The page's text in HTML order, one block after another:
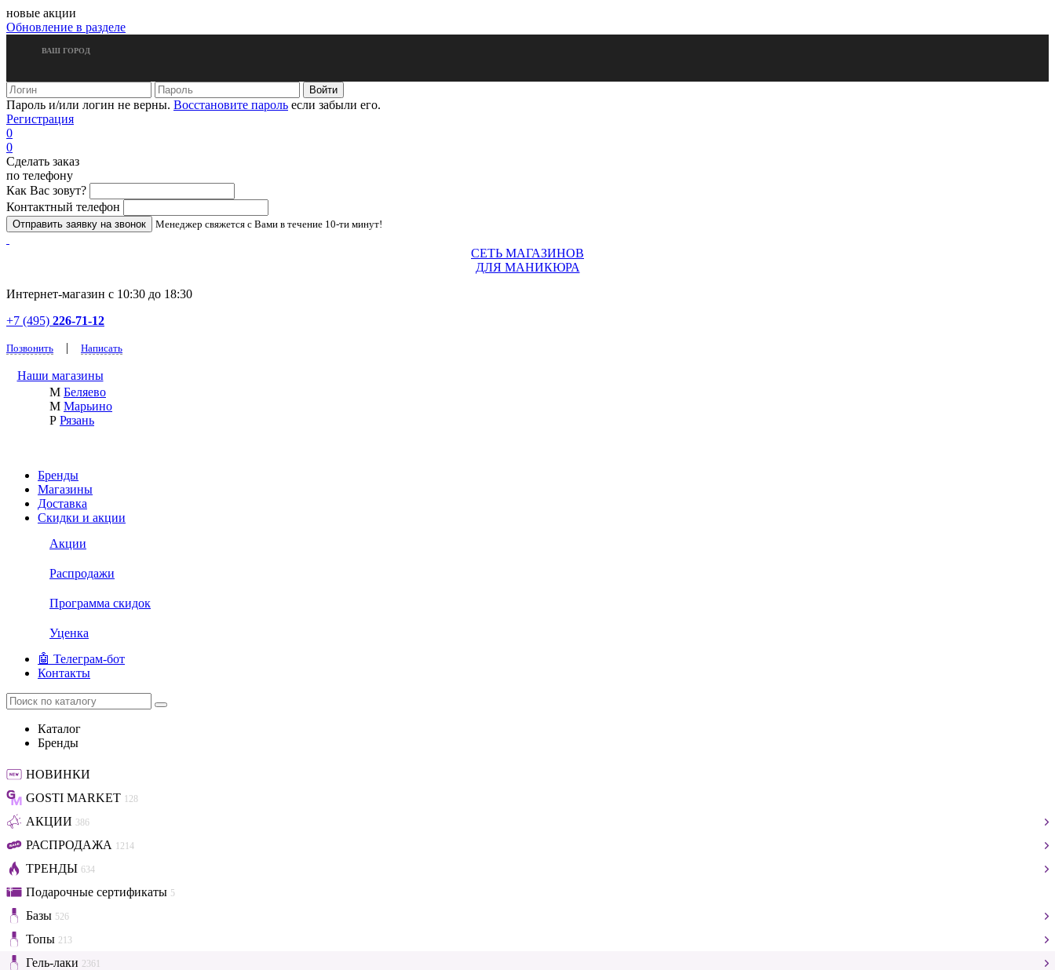
новые акции
Обновление в разделе
ВАШ ГОРОД
Пароль и/или логин не верны. Восстановите пароль если забыли его.
Регистрация
0
0
Сделать заказ
по телефону
Как Вас зовут?
Контактный телефон
Менеджер свяжется с Вами в течение 10-ти минут!
СЕТЬ МАГАЗИНОВ
ДЛЯ МАНИКЮРА
Интернет-магазин с 10:30 до 18:30
+7 (495) 226-71-12
Позвонить | Написать
Наши магазины
М Беляево
М Марьино
Р Рязань
Бренды
Магазины
Доставка
Скидки и акции
Акции
Распродажи
Программа скидок
Уценка
🤖 Телеграм-бот
Контакты
Каталог
Бренды
НОВИНКИ
GOSTI MARKET 128
АКЦИИ 386
РАСПРОДАЖА 1214
ТРЕНДЫ 634
Подарочные сертификаты 5
Базы 526
Топы 213
Гель-лаки 2361